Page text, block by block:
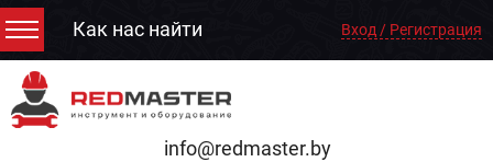
Как нас найти Вход / Регистрация
info@redmaster.by